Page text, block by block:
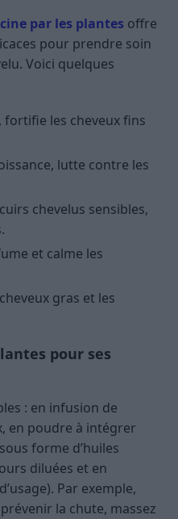
par les plantes offre
pour prendre soin
Voici quelques
fortifie les cheveux fins
lutte contre les
chevelus sensibles,
et calme les
gras et les
pour ses
: en infusion de
en poudre à intégrer
forme d’huiles
diluées et en
Par exemple,
la chute, massez